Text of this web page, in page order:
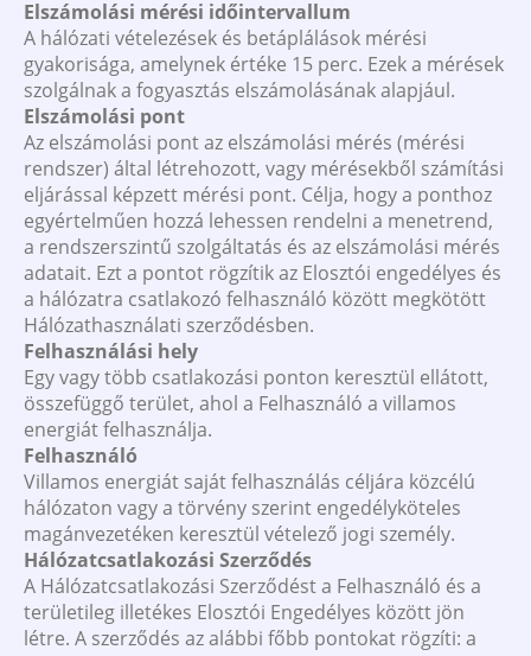
Elszámolási mérési időintervallum
A hálózati vételezések és betáplálások mérési
gyakorisága, amelynek értéke 15 perc. Ezek a mérések
szolgálnak a fogyasztás elszámolásának alapjául.
Elszámolási pont
Az elszámolási pont az elszámolási mérés (mérési
rendszer) által létrehozott, vagy mérésekből számítási
eljárással képzett mérési pont. Célja, hogy a ponthoz
egyértelműen hozzá lehessen rendelni a menetrend,
a rendszerszintű szolgáltatás és az elszámolási mérés
adatait. Ezt a pontot rögzítik az Elosztói engedélyes és
a hálózatra csatlakozó felhasználó között megkötött
Hálózathasználati szerződésben.
Felhasználási hely
Egy vagy több csatlakozási ponton keresztül ellátott,
összefüggő terület, ahol a Felhasználó a villamos
energiát felhasználja.
Felhasználó
Villamos energiát saját felhasználás céljára közcélú
hálózaton vagy a törvény szerint engedélyköteles
magánvezetéken keresztül vételező jogi személy.
Hálózatcsatlakozási Szerződés
A Hálózatcsatlakozási Szerződést a Felhasználó és a
területileg illetékes Elosztói Engedélyes között jön
létre. A szerződés az alábbi főbb pontokat rögzíti: a